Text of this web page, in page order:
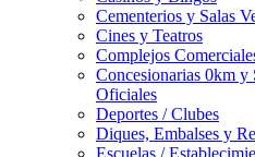
Cementerios y Salas
Cines y Teatros
Complejos
Concesionarias 0km y
Oficiales
Deportes / Clubes
Diques, Embalses y
Escuelas /